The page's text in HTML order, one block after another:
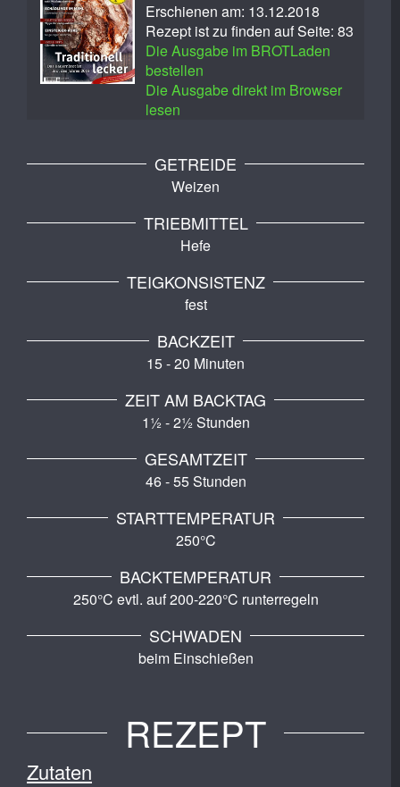
Erschienen am: 13.12.2018
Rezept ist zu finden auf Seite: 83
Die Ausgabe im BROTLaden
bestellen
Die Ausgabe direkt im Browser
lesen
GETREIDE
Weizen
TRIEBMITTEL
Hefe
TEIGKONSISTENZ
fest
BACKZEIT
15 - 20 Minuten
ZEIT AM BACKTAG
1½ - 2½ Stunden
GESAMTZEIT
46 - 55 Stunden
STARTTEMPERATUR
250°C
BACKTEMPERATUR
250°C evtl. auf 200-220°C runterregeln
SCHWADEN
beim Einschießen
REZEPT
Zutaten